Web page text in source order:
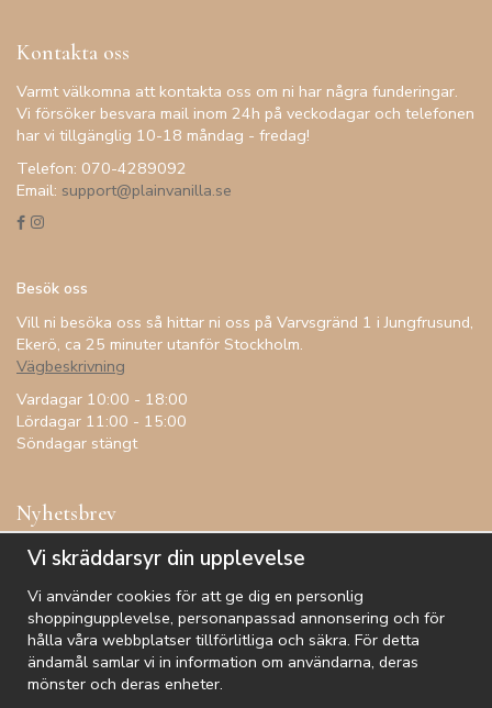
Kontakta oss
Varmt välkomna att kontakta oss om ni har några funderingar.
Vi försöker besvara mail inom 24h på veckodagar och telefonen
har vi tillgänglig 10-18 måndag - fredag!
Telefon: 070-4289092
Email: support@plainvanilla.se
Besök oss
Vill ni besöka oss så hittar ni oss på Varvsgränd 1 i Jungfrusund,
Ekerö, ca 25 minuter utanför Stockholm.
Vägbeskrivning
Vardagar 10:00 - 18:00
Lördagar 11:00 - 15:00
Söndagar stängt
Nyhetsbrev
Få inspiration, förtur till kampanjer, specialerbjudanden och
De uppgifter du matar in kommer endast användas till våra nyhetsbrev.
Vi skräddarsyr din upplevelse
Vi använder cookies för att ge dig en personlig
shoppingupplevelse, personanpassad annonsering och för
hålla våra webbplatser tillförlitliga och säkra. För detta
ändamål samlar vi in information om användarna, deras
mönster och deras enheter.